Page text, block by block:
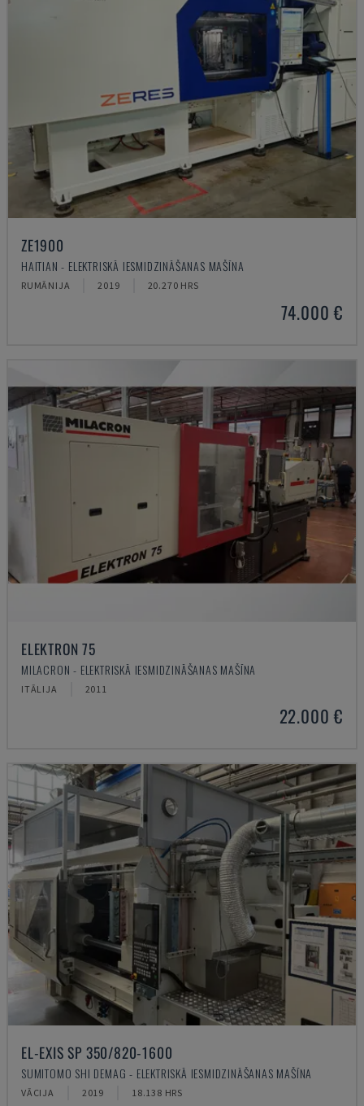
ZE1900
HAITIAN - ELEKTRISKĀ IESMIDZINĀŠANAS MAŠĪNA
RUMĀNIJA 2019 20.270 HRS
74.000 €
ELEKTRON 75
MILACRON - ELEKTRISKĀ IESMIDZINĀŠANAS MAŠĪNA
ITĀLIJA 2011
22.000 €
EL-EXIS SP 350/820-1600
SUMITOMO SHI DEMAG - ELEKTRISKĀ IESMIDZINĀŠANAS MAŠĪNA
VĀCIJA 2019 18.138 HRS